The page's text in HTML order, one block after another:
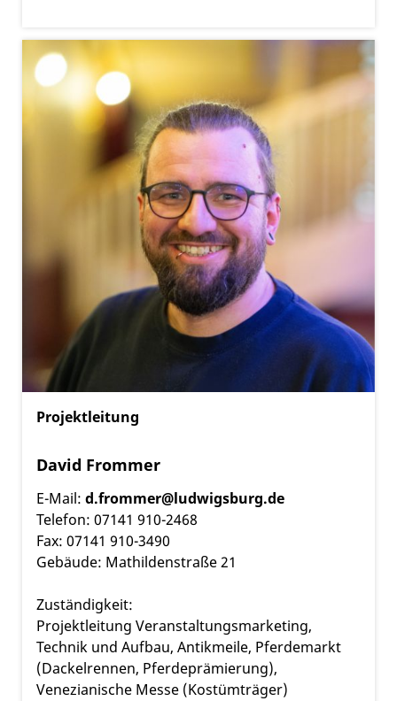
Projektleitung
David Frommer
E-Mail: d.frommer@ludwigsburg.de
Telefon: 07141 910-2468
Fax: 07141 910-3490
Gebäude: Mathildenstraße 21
Zuständigkeit:
Projektleitung Veranstaltungsmarketing,
Technik und Aufbau, Antikmeile, Pferdemarkt
(Dackelrennen, Pferdeprämierung),
Venezianische Messe (Kostümträger)